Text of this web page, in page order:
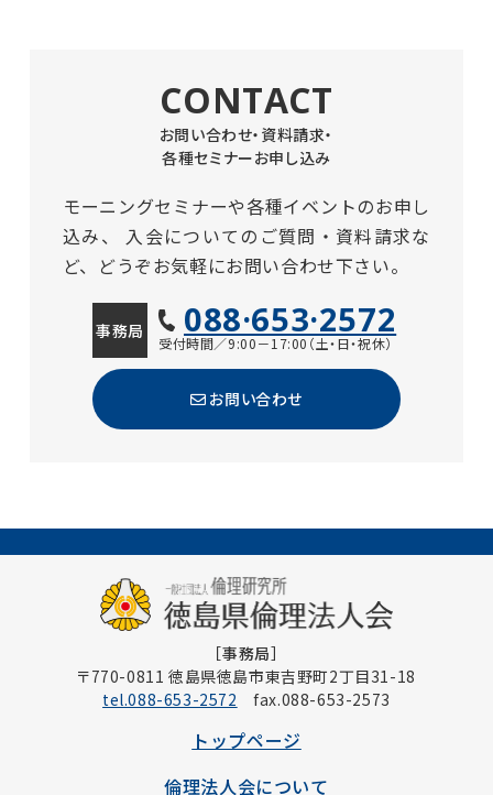
CONTACT
お問い合わせ・資料請求・
各種セミナーお申し込み
モーニングセミナーや各種イベントのお申し
込み、
入会についてのご質問・資料請求な
ど、どうぞお気軽にお問い合わせ下さい。
事務局 088·653·2572
受付時間／9:00－17:00（土・日・祝休）
お問い合わせ
［事務局］
〒770-0811 徳島県徳島市東吉野町2丁目31-18
tel.088-653-2572 fax.088-653-2573
トップページ
倫理法人会について